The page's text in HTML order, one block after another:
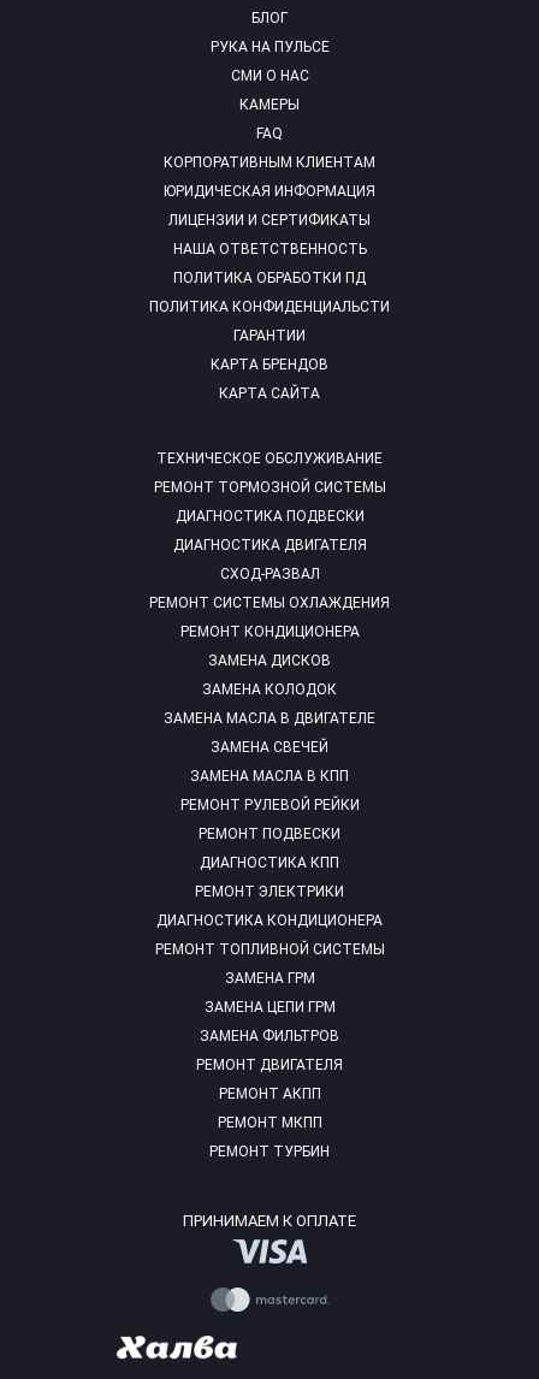
БЛОГ
РУКА НА ПУЛЬСЕ
СМИ О НАС
КАМЕРЫ
FAQ
ТЕХНИЧЕСКОЕ ОБСЛУЖИВАНИЕ
РЕМОНТ ТОРМОЗНОЙ СИСТЕМЫ
ДИАГНОСТИКА ПОДВЕСКИ
ДИАГНОСТИКА ДВИГАТЕЛЯ
СХОД-РАЗВАЛ
РЕМОНТ СИСТЕМЫ ОХЛАЖДЕНИЯ
РЕМОНТ КОНДИЦИОНЕРА
ЗАМЕНА ДИСКОВ
ЗАМЕНА КОЛОДОК
ЗАМЕНА МАСЛА В ДВИГАТЕЛЕ
ЗАМЕНА СВЕЧЕЙ
ЗАМЕНА МАСЛА В КПП
РЕМОНТ РУЛЕВОЙ РЕЙКИ
РЕМОНТ ПОДВЕСКИ
ДИАГНОСТИКА КПП
РЕМОНТ ЭЛЕКТРИКИ
ДИАГНОСТИКА КОНДИЦИОНЕРА
РЕМОНТ ТОПЛИВНОЙ СИСТЕМЫ
ЗАМЕНА ГРМ
ЗАМЕНА ЦЕПИ ГРМ
ЗАМЕНА ФИЛЬТРОВ
РЕМОНТ ДВИГАТЕЛЯ
РЕМОНТ АКПП
РЕМОНТ МКПП
РЕМОНТ ТУРБИН
КОРПОРАТИВНЫМ КЛИЕНТАМ
ЮРИДИЧЕСКАЯ ИНФОРМАЦИЯ
ЛИЦЕНЗИИ И СЕРТИФИКАТЫ
НАША ОТВЕТСТВЕННОСТЬ
ПОЛИТИКА ОБРАБОТКИ ПД
ПОЛИТИКА КОНФИДЕНЦИАЛЬСТИ
ГАРАНТИИ
КАРТА БРЕНДОВ
КАРТА САЙТА
ПРИНИМАЕМ К ОПЛАТЕ